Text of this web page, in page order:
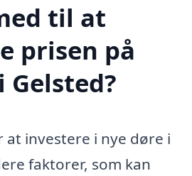
til at
prisen på
Gelsted?
at investere i nye døre i
faktorer, som kan